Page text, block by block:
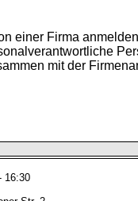
einer Firma
mit der
16:30